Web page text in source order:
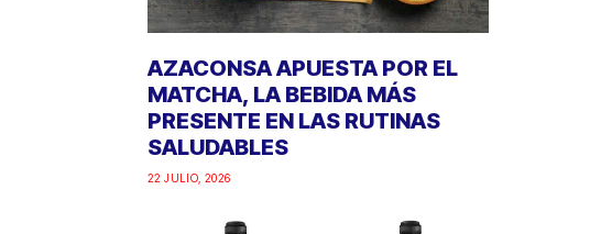
AZACONSA APUESTA POR EL
MATCHA, LA BEBIDA MÁS
PRESENTE EN LAS RUTINAS
SALUDABLES
22 JULIO, 2026